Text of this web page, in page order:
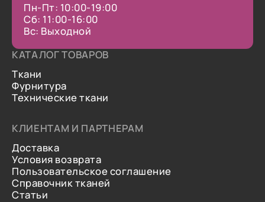
Пн-Пт: 10:00-19:00
Сб: 11:00-16:00
Вс: Выходной
КАТАЛОГ ТОВАРОВ
Ткани
Фурнитура
Технические ткани
КЛИЕНТАМ И ПАРТНЕРАМ
Доставка
Условия возврата
Пользовательское соглашение
Справочник тканей
Статьи